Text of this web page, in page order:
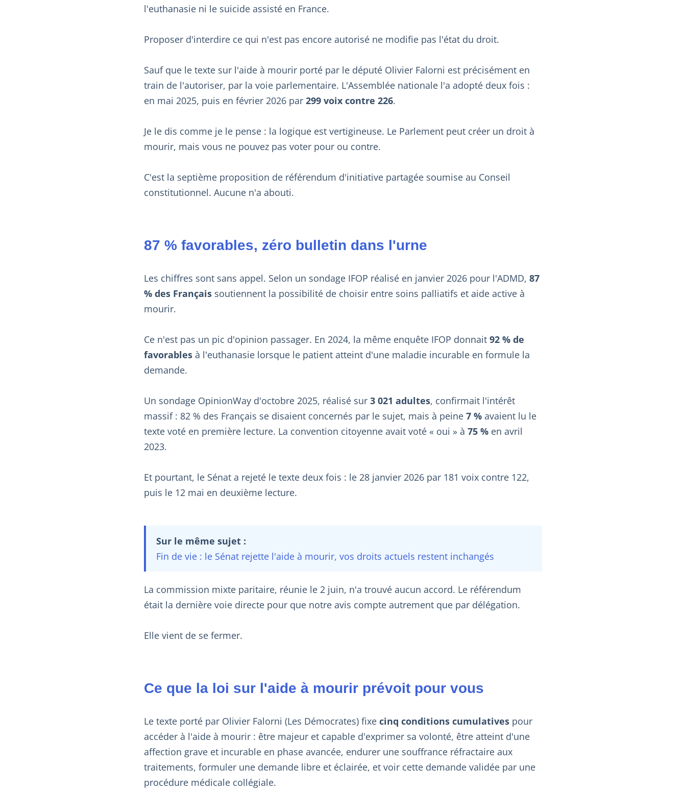
l'euthanasie ni le suicide assisté en France.
Proposer d'interdire ce qui n'est pas encore autorisé ne modifie pas l'état du droit.
Sauf que le texte sur l'aide à mourir porté par le député Olivier Falorni est précisément en
train de l'autoriser, par la voie parlementaire. L'Assemblée nationale l'a adopté deux fois :
en mai 2025, puis en février 2026 par 299 voix contre 226.
Je le dis comme je le pense : la logique est vertigineuse. Le Parlement peut créer un droit à
mourir, mais vous ne pouvez pas voter pour ou contre.
C'est la septième proposition de référendum d'initiative partagée soumise au Conseil
constitutionnel. Aucune n'a abouti.
87 % favorables, zéro bulletin dans l'urne
Les chiffres sont sans appel. Selon un sondage IFOP réalisé en janvier 2026 pour l'ADMD, 87
% des Français soutiennent la possibilité de choisir entre soins palliatifs et aide active à
mourir.
Ce n'est pas un pic d'opinion passager. En 2024, la même enquête IFOP donnait 92 % de
favorables à l'euthanasie lorsque le patient atteint d'une maladie incurable en formule la
demande.
Un sondage OpinionWay d'octobre 2025, réalisé sur 3 021 adultes, confirmait l'intérêt
massif : 82 % des Français se disaient concernés par le sujet, mais à peine 7 % avaient lu le
texte voté en première lecture. La convention citoyenne avait voté « oui » à 75 % en avril
2023.
Et pourtant, le Sénat a rejeté le texte deux fois : le 28 janvier 2026 par 181 voix contre 122,
puis le 12 mai en deuxième lecture.
Sur le même sujet :
Fin de vie : le Sénat rejette l'aide à mourir, vos droits actuels restent inchangés
La commission mixte paritaire, réunie le 2 juin, n'a trouvé aucun accord. Le référendum
était la dernière voie directe pour que notre avis compte autrement que par délégation.
Elle vient de se fermer.
Ce que la loi sur l'aide à mourir prévoit pour vous
Le texte porté par Olivier Falorni (Les Démocrates) fixe cinq conditions cumulatives pour
accéder à l'aide à mourir : être majeur et capable d'exprimer sa volonté, être atteint d'une
affection grave et incurable en phase avancée, endurer une souffrance réfractaire aux
traitements, formuler une demande libre et éclairée, et voir cette demande validée par une
procédure médicale collégiale.